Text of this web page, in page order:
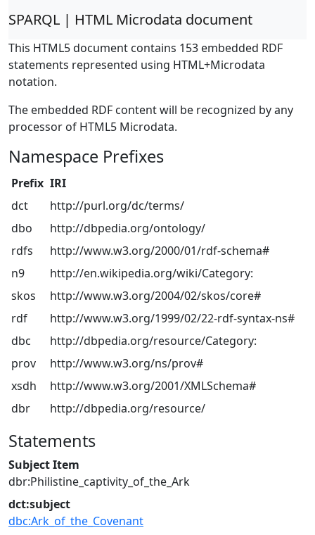
SPARQL | HTML Microdata document
This HTML5 document contains 153 embedded RDF
statements represented using HTML+Microdata
notation.
The embedded RDF content will be recognized by any
processor of HTML5 Microdata.
Namespace Prefixes
Prefix IRI
dct
http://purl.org/dc/terms/
dbo
http://dbpedia.org/ontology/
rdfs
http://www.w3.org/2000/01/rdf-schema#
n9
http://en.wikipedia.org/wiki/Category:
skos
http://www.w3.org/2004/02/skos/core#
rdf
http://www.w3.org/1999/02/22-rdf-syntax-ns#
dbc
http://dbpedia.org/resource/Category:
prov
http://www.w3.org/ns/prov#
xsdh
http://www.w3.org/2001/XMLSchema#
dbr
http://dbpedia.org/resource/
Statements
Subject Item
dbr:Philistine_captivity_of_the_Ark
dct:subject
dbc:Ark_of_the_Covenant